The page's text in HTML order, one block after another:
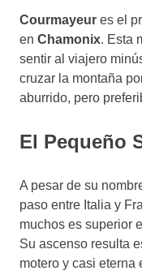
Courmayeur es el
en Chamonix. Esta
sentir al viajero
cruzar la montaña
aburrido, pero
El Pequeño
A pesar de su
paso entre Italia y
muchos es superior
Su ascenso resulta
motero y casi eterna